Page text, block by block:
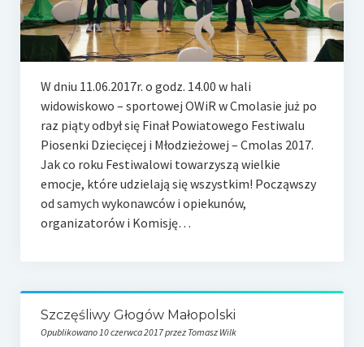
W dniu 11.06.2017r. o godz. 14.00 w hali
widowiskowo – sportowej OWiR w Cmolasie już po
raz piąty odbył się Finał Powiatowego Festiwalu
Piosenki Dziecięcej i Młodzieżowej – Cmolas 2017.
Jak co roku Festiwalowi towarzyszą wielkie
emocje, które udzielają się wszystkim! Począwszy
od samych wykonawców i opiekunów,
organizatorów i Komisję…
Szczęśliwy Głogów Małopolski
Opublikowano 10 czerwca 2017 przez Tomasz Wilk